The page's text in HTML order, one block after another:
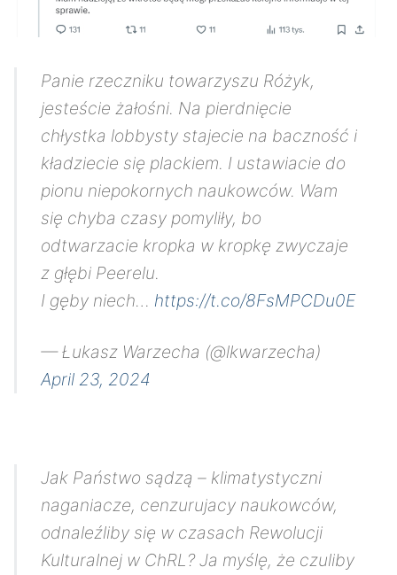
Panie rzeczniku towarzyszu Różyk,
jesteście żałośni. Na pierdnięcie
chłystka lobbysty stajecie na baczność i
kładziecie się plackiem. I ustawiacie do
pionu niepokornych naukowców. Wam
się chyba czasy pomyliły, bo
odtwarzacie kropka w kropkę zwyczaje
z głębi Peerelu.
I gęby niech… https://t.co/8FsMPCDu0E
— Łukasz Warzecha (@lkwarzecha)
April 23, 2024
Jak Państwo sądzą – klimatystyczni
naganiacze, cenzurujacy naukowców,
odnaleźliby się w czasach Rewolucji
Kulturalnej w ChRL? Ja myślę, że czuliby